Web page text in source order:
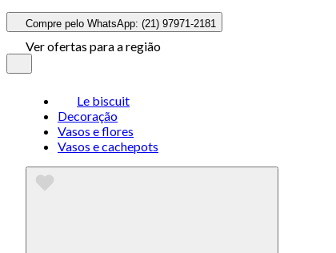
Compre pelo WhatsApp: (21) 97971-2181
Ver ofertas para a região
Le biscuit
Decoração
Vasos e flores
Vasos e cachepots